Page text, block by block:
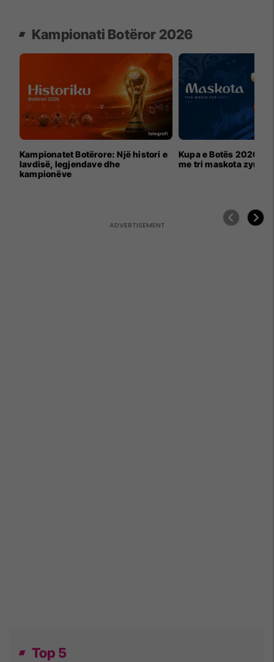
Kampionati Botëror 2026
Kampionatet Botërore: Një histori e
lavdisë, legjendave dhe
kampionëve
Kupa e Botës 2026
me tri maskota zyrtare
Top 5